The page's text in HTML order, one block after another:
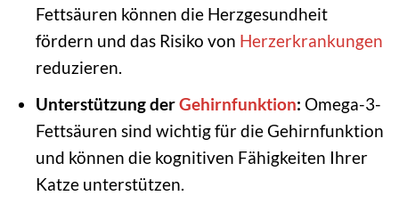
Fettsäuren können die Herzgesundheit
fördern und das Risiko von Herzerkrankungen
reduzieren.
Unterstützung derGehirnfunktion: Omega-3-
Fettsäuren sind wichtig für die Gehirnfunktion
und können die kognitiven Fähigkeiten Ihrer
Katze unterstützen.